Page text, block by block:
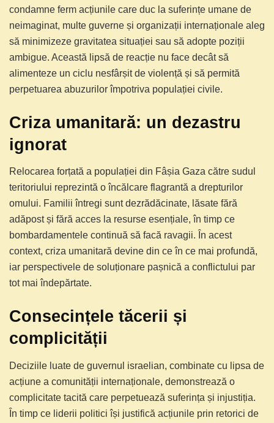
condamne ferm acțiunile care duc la suferințe umane de
neimaginat, multe guverne și organizații internaționale aleg
să minimizeze gravitatea situației sau să adopte poziții
ambigue. Această lipsă de reacție nu face decât să
alimenteze un ciclu nesfârșit de violență și să permită
perpetuarea abuzurilor împotriva populației civile.
Criza umanitară: un dezastru
ignorat
Relocarea forțată a populației din Fâșia Gaza către sudul
teritoriului reprezintă o încălcare flagrantă a drepturilor
omului. Familii întregi sunt dezrădăcinate, lăsate fără
adăpost și fără acces la resurse esențiale, în timp ce
bombardamentele continuă să facă ravagii. În acest
context, criza umanitară devine din ce în ce mai profundă,
iar perspectivele de soluționare pașnică a conflictului par
tot mai îndepărtate.
Consecințele tăcerii și
complicității
Deciziile luate de guvernul israelian, combinate cu lipsa de
acțiune a comunității internaționale, demonstrează o
complicitate tacită care perpetuează suferința și injustiția.
În timp ce liderii politici își justifică acțiunile prin retorici de